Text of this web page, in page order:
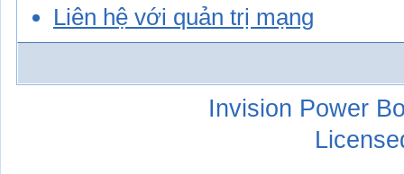
Liên hệ với quản trị mạng
Invision Power